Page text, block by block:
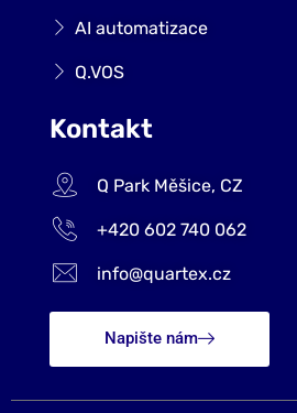
AI automatizace
Q.VOS
Kontakt
Q Park Měšice, CZ
+420 602 740 062
info@quartex.cz
Napište nám